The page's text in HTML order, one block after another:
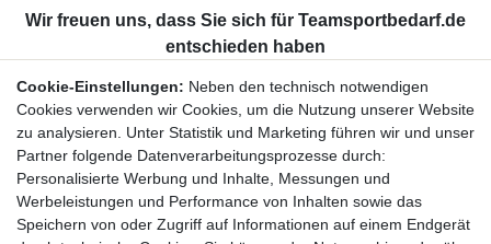
Unternehmen
Widerrufsrecht
Bestellung widerrufen
Datenschutzerklärung
AGB
Impressum
Cookie-Einstellungen: Neben den technisch notwendigen
Cookies verwenden wir Cookies, um die Nutzung unserer Website
zu analysieren. Unter Statistik und Marketing führen wir und unser
Partner folgende Datenverarbeitungsprozesse durch:
Personalisierte Werbung und Inhalte, Messungen und
Werbeleistungen und Performance von Inhalten sowie das
Speichern von oder Zugriff auf Informationen auf einem Endgerät